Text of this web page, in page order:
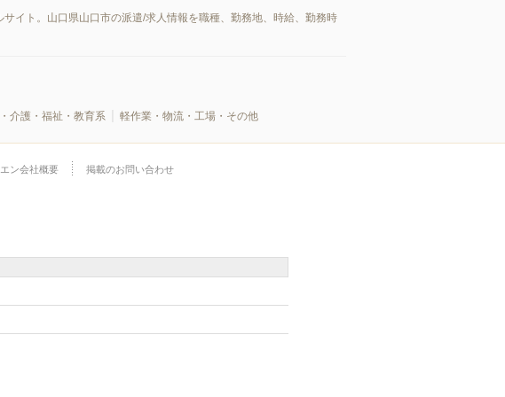
イト。山口県山口市の派遣/求人情報を職種、勤務地、時給、勤務時
介護・福祉・教育系 軽作業・物流・工場・その他
エン会社概要 掲載のお問い合わせ